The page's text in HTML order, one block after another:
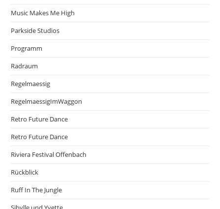
Music Makes Me High
Parkside Studios
Programm
Radraum
Regelmaessig
RegelmaessigImWaggon
Retro Future Dance
Retro Future Dance
Riviera Festival Offenbach
Rückblick
Ruff In The Jungle